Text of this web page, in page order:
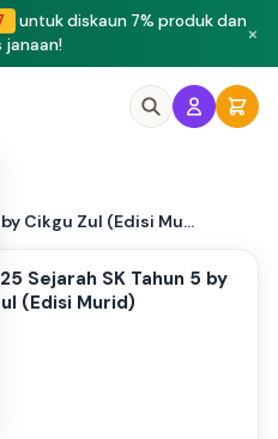
bahan di Shop RPH365.
sini
×
by Cikgu Zul (Edisi Mu...
Sejarah SK Tahun 5 by
(Edisi Murid)